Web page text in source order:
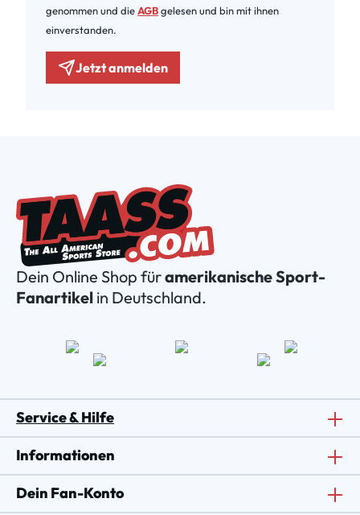
genommen und dieAGBgelesen und bin mit ihnen
einverstanden.
Jetzt anmelden
Dein Online Shop füramerikanische Sport-
Fanartikel in Deutschland.
Service & Hilfe
Informationen
Dein Fan-Konto